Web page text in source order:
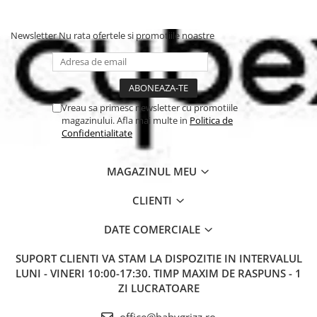
*Pentru dispozitivele electronice sunt necesare 3 baterii AA si 1
baterie D (nu sunt incluse).
NewsletterNu rata ofertele si promotiile noastre
Vreau sa primesc newsletter cu promotiile
magazinului. Afla mai multe in Politica de
Confidentialitate
MAGAZINUL MEU
CLIENTI
DATE COMERCIALE
SUPORT CLIENTI VA STAM LA DISPOZITIE IN INTERVALUL
LUNI - VINERI 10:00-17:30. TIMP MAXIM DE RASPUNS - 1
ZI LUCRATOARE